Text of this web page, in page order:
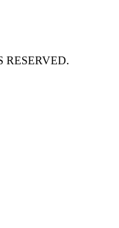
RESERVED.